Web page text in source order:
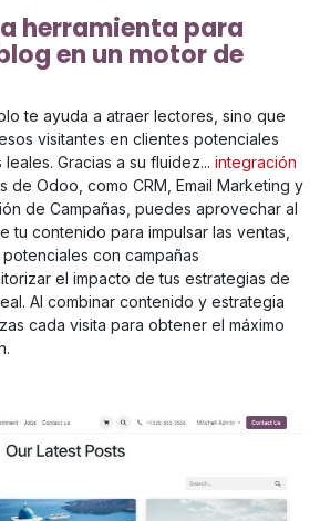
herramienta para
en un motor de
te ayuda a atraer lectores, sino que
visitantes en clientes potenciales
Gracias a su fluidez... integración
de Odoo, como CRM, Email Marketing y
de Campañas, puedes aprovechar al
tu contenido para impulsar las ventas,
con campañas
el impacto de tus estrategias de
Al combinar contenido y estrategia
cada visita para obtener el máximo